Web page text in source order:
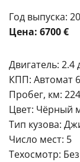
Год выпуска:
Цена: 6700 €
Двигатель: 2.4
КПП: Автомат
Пробег, км:
Цвет: Чёрный
Тип кузова:
Число мест: 5
Техосмотр: